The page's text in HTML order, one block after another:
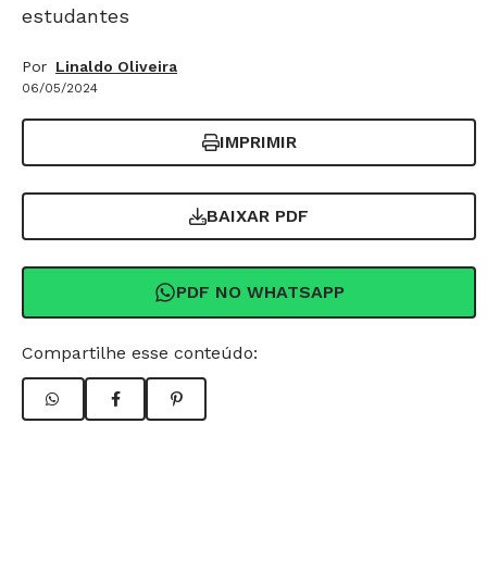
estudantes
Por Linaldo Oliveira
06/05/2024
IMPRIMIR
BAIXAR PDF
PDF NO WHATSAPP
Compartilhe esse conteúdo: